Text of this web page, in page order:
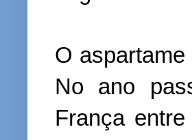
O
No ano
França